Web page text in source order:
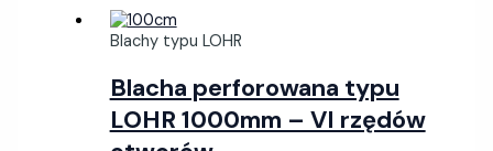
Blachy typu LOHR
Blacha perforowana typu
LOHR 1000mm – VI rzędów